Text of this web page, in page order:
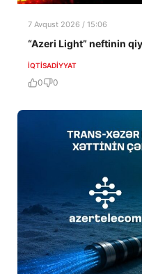
7 Avqust 2026 / 15:06
“Azeri Light” neftinin
İQTISADIYYAT
0 0